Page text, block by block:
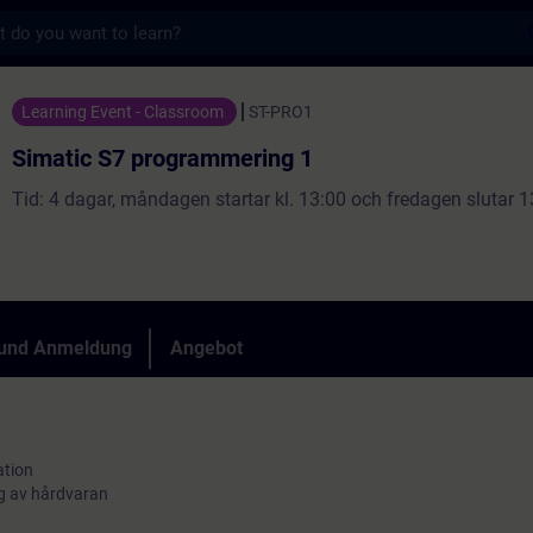
1 - Training - Schulung -
Learning Event - Classroom ST-PRO1
Simatic S7 programmering 1
Tid: 4 dagar, måndagen startar kl. 13:00 och fredagen slutar
Anmeldung Angebot
av hårdvaran